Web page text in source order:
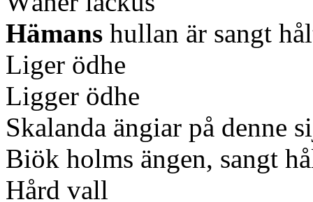
Hämans hullan är sangt
Liger ödhe
Ligger ödhe
Skalanda ängiar på denne
Biök holms ängen, sangt
Hård vall